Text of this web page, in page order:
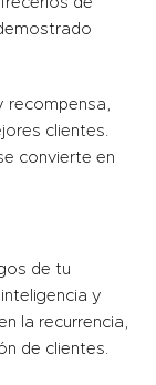
recompensa,
clientes.
convierte en
de tu
y
la recurrencia,
de clientes.